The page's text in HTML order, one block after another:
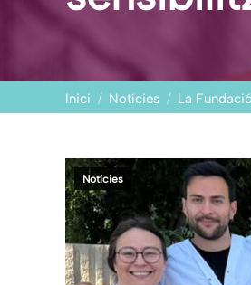
You are here:
Inici Notícies La
Notícies